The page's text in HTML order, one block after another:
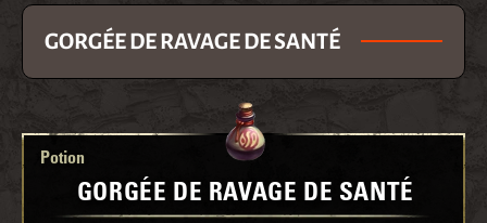
GORGÉE DE RAVAGE DE SANTÉ
Potion
GORGÉE DE RAVAGE DE SANTÉ